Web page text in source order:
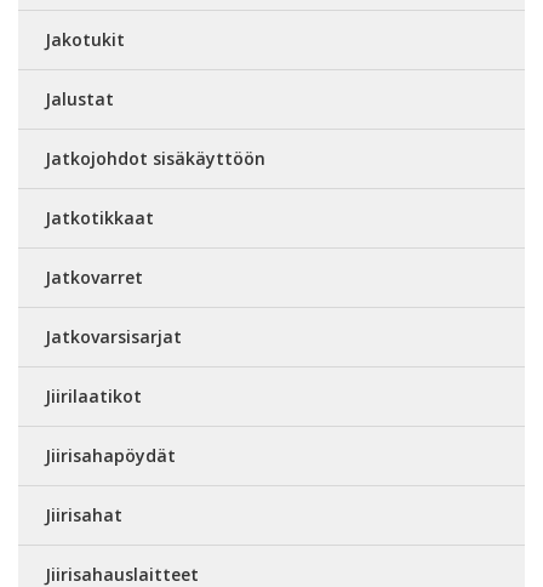
Jakotukit
Jalustat
Jatkojohdot sisäkäyttöön
Jatkotikkaat
Jatkovarret
Jatkovarsisarjat
Jiirilaatikot
Jiirisahapöydät
Jiirisahat
Jiirisahauslaitteet